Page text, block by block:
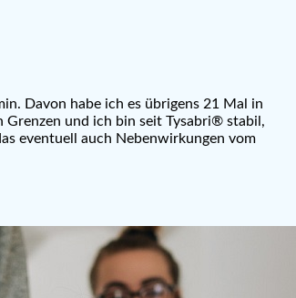
Davon habe ich es übrigens 21 Mal in
Grenzen und ich bin seit Tysabri® stabil,
eventuell auch Nebenwirkungen vom